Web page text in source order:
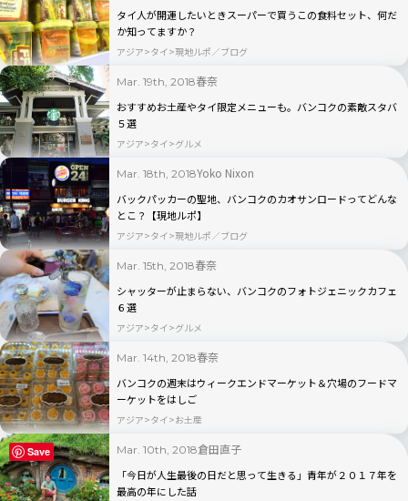
タイ人が開運したいときスーパーで買うこの食料セット、何だ
か知ってますか？
アジア タイ 現地ルポ／ブログ
Mar. 19th, 2018春奈
おすすめお土産やタイ限定メニューも。バンコクの素敵スタバ
５選
アジア タイ グルメ
Mar. 18th, 2018Yoko Nixon
バックパッカーの聖地、バンコクのカオサンロードってどんな
とこ？【現地ルポ】
アジア タイ 現地ルポ／ブログ
Mar. 15th, 2018春奈
シャッターが止まらない、バンコクのフォトジェニックカフェ
６選
アジア タイ グルメ
Mar. 14th, 2018春奈
バンコクの週末はウィークエンドマーケット＆穴場のフードマ
ーケットをはしご
アジア タイ お土産
Mar. 10th, 2018倉田直子
「今日が人生最後の日だと思って生きる」青年が２０１７年を
最高の年にした話
Save